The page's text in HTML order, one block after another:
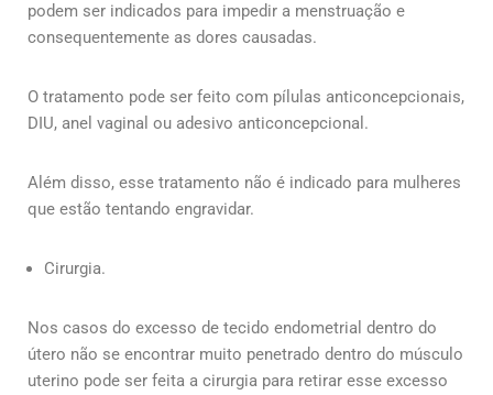
podem ser indicados para impedir a menstruação e
consequentemente as dores causadas.
O tratamento pode ser feito com pílulas anticoncepcionais,
DIU, anel vaginal ou adesivo anticoncepcional.
Além disso, esse tratamento não é indicado para mulheres
que estão tentando engravidar.
Cirurgia.
Nos casos do excesso de tecido endometrial dentro do
útero não se encontrar muito penetrado dentro do músculo
uterino pode ser feita a cirurgia para retirar esse excesso